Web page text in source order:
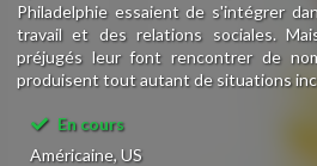
Philadelphie essaient de s'intégrer
travail et des relations sociales.
préjugés leur font rencontrer de
produisent tout autant de situations
En cours
Américaine, US